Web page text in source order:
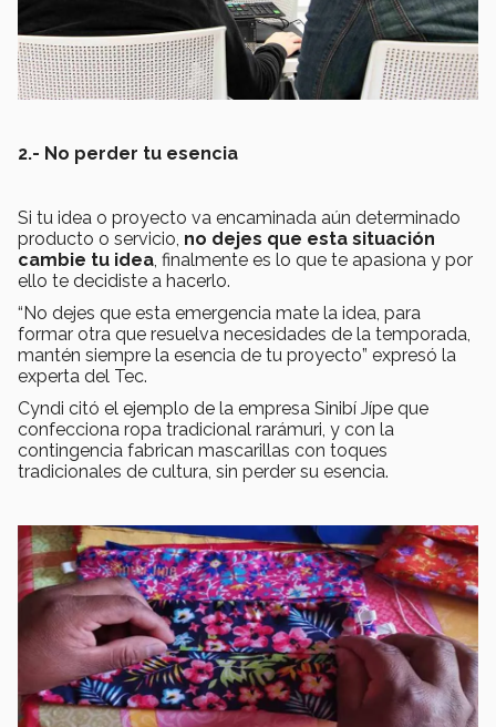
2.- No perder tu esencia
Si tu idea o proyecto va encaminada aún determinado
producto o servicio, no dejes que esta situación
cambie tu idea, finalmente es lo que te apasiona y por
ello te decidiste a hacerlo.
“No dejes que esta emergencia mate la idea, para
formar otra que resuelva necesidades de la temporada,
mantén siempre la esencia de tu proyecto” expresó la
experta del Tec.
Cyndi citó el ejemplo de la empresa Sinibí Jípe que
confecciona ropa tradicional rarámuri, y con la
contingencia fabrican mascarillas con toques
tradicionales de cultura, sin perder su esencia.